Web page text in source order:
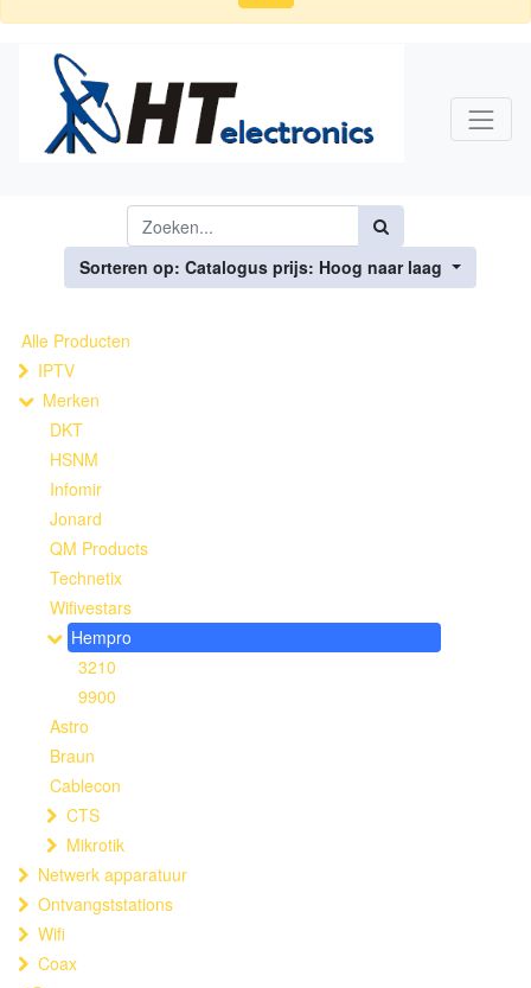
Sorteren op: Catalogus prijs: Hoog naar laag
Alle Producten
IPTV
Merken
DKT
HSNM
Infomir
Jonard
QM Products
Technetix
Wifivestars
Hempro
3210
9900
Astro
Braun
Cablecon
CTS
Mikrotik
Netwerk apparatuur
Ontvangststations
Wifi
Coax